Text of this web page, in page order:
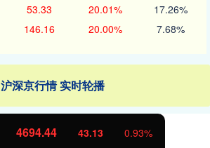
53.33 20.01% 17.26%
146.16 20.00% 7.68%
沪深京行情 实时轮播
4694.44 43.13 0.93%